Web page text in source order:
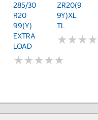
285/30
R20
99(Y)
EXTRA
LOAD
★★★★★
★★★★★
ZR20(9
9Y)XL
TL
★★★★
★★★★